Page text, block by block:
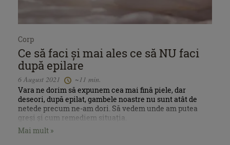
Corp
Ce să faci și mai ales ce să NU faci
după epilare
6 August 2021
~11 min.
Vara ne dorim să expunem cea mai fină piele, dar
deseori, după epilat, gambele noastre nu sunt atât de
netede precum ne-am dori. Să vedem unde am putea
greși și cum remediem situația.
Mai mult »